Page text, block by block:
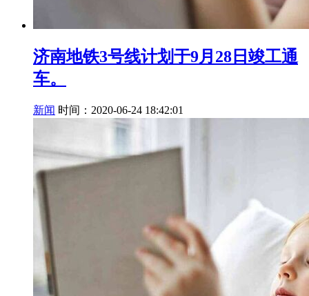
济南地铁3号线计划于9月28日竣工通
车。
新闻 时间：2020-06-24 18:42:01